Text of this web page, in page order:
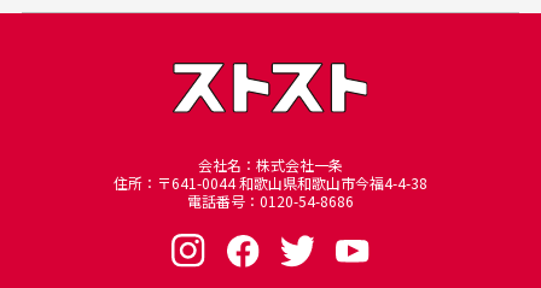
会社名：株式会社一条
住所：〒641-0044 和歌山県和歌山市今福4-4-38
電話番号：0120-54-8686